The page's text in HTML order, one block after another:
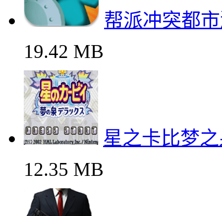
帮派冲突都
19.42 MB
星之卡比梦
12.35 MB